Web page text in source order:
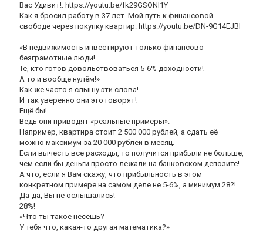
Вас Удивит!: https://youtu.be/fk29GSONl1Y
Как я бросил работу в 37 лет. Мой путь к финансовой
свободе через покупку квартир: https://youtu.be/DN-9G14EJBI
«В недвижимость инвестируют только финансово
безграмотные люди!
Те, кто готов довольствоваться 5-6% доходности!
А то и вообще нулём!»
Как же часто я слышу эти слова!
И так уверенно они это говорят!
Ещё бы!
Ведь они приводят «реальные примеры».
Например, квартира стоит 2 500 000 рублей, а сдать её
можно максимум за 20 000 рублей в месяц.
Если вычесть все расходы, то получится прибыли не больше,
чем если бы деньги просто лежали на банковском депозите!
А что, если я Вам скажу, что прибыльность в этом
конкретном примере на самом деле не 5-6%, а минимум 28?!
Да-да, Вы не ослышались!
28%!
«Что ты такое несешь?
У тебя что, какая-то другая математика?»